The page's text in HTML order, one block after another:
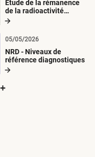
Etude de la rémanence
de la radioactivité
d’origine artificielle
NRD - Niveaux de
référence diagnostiques
05/05/2026